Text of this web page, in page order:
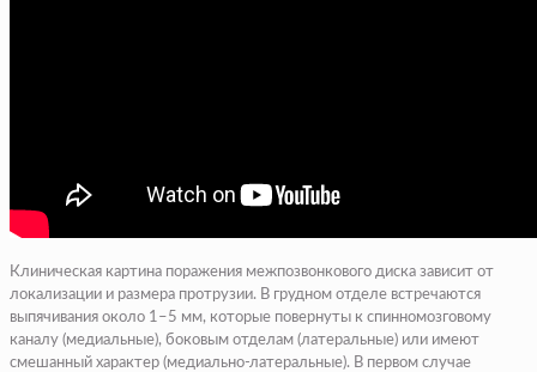
Клиническая картина поражения межпозвонкового диска зависит от
локализации и размера протрузии. В грудном отделе встречаются
выпячивания около 1–5 мм, которые повернуты к спинномозговому
каналу (медиальные), боковым отделам (латеральные) или имеют
смешанный характер (медиально-латеральные). В первом случае